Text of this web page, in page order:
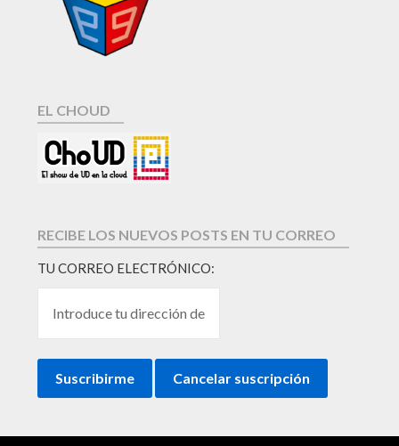
EL CHOUD
RECIBE LOS NUEVOS POSTS EN TU CORREO
TU CORREO ELECTRÓNICO: